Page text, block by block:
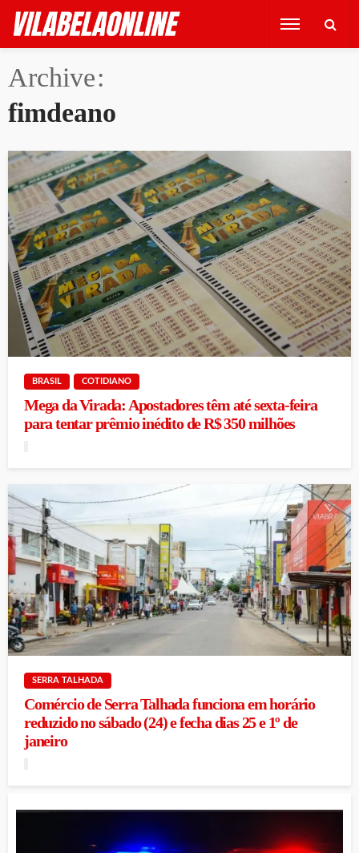
Archive
fimdeano
BRASIL COTIDIANO
Mega da Virada: Apostadores têm até sexta-feira
para tentar prêmio inédito de R$ 350 milhões
SERRA TALHADA
Comércio de Serra Talhada funciona em horário
reduzido no sábado (24) e fecha dias 25 e 1º de
janeiro